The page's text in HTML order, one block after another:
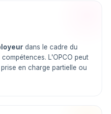
dans le cadre du
L'OPCO peut
en charge partielle ou